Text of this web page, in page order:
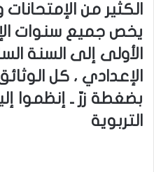
الكثير من
يخص جميع سنوات
الأولى إلى السنة
الإعدادي ، كل
بضغطة زرّ ـ إنظموا
التربوية